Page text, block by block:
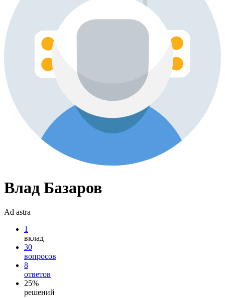
Влад Базаров
Ad astra
1
вклад
30
вопросов
8
ответов
25%
решений